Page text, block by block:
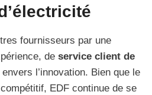
fournisseurs par une
de service client de
envers l’innovation. Bien que le
EDF continue de se